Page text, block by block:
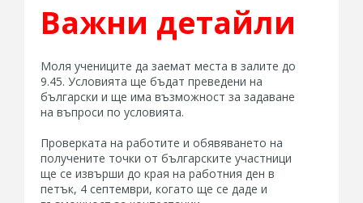
Важни детайли
Моля учениците да заемат места в залите до
9.45. Условията ще бъдат преведени на
български и ще има възможност за задаване
на въпроси по условията.
Проверката на работите и обявяването на
получените точки от българските участници
ще се извърши до края на работния ден в
петък, 4 септември, когато ще се даде и